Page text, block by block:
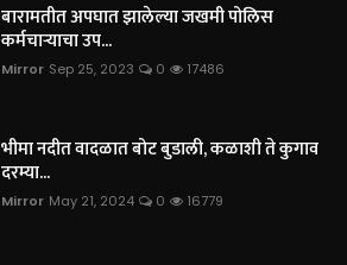
बारामतीत अपघात झालेल्या जखमी पोलिस
कर्मचाऱ्याचा उप...
Mirror Sep 25, 2023 0 17486
भीमा नदीत वादळात बोट बुडाली, कळाशी ते कुगाव
दरम्या...
Mirror May 21, 2024 0 16779